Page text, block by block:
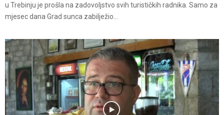
u Trebinju je prošla na zadovoljstvo svih turističkih radnika. Samo za
mjesec dana Grad sunca zabilježio...